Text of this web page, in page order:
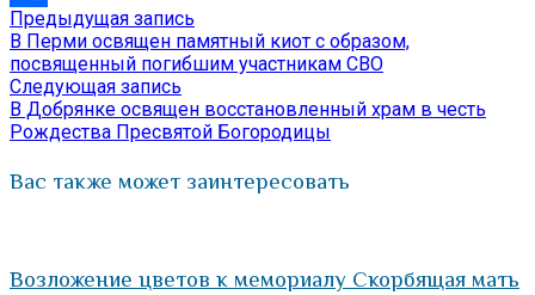
Отправить
Навигация
по
записям
Предыдущая запись
запись:
В Перми освящен памятный киот с образом,
посвященный погибшим участникам СВО
Следующая запись
запись:
В Добрянке освящен восстановленный храм в честь
Рождества Пресвятой Богородицы
Вас также может заинтересовать
Возложение цветов к мемориалу Скорбящая мать